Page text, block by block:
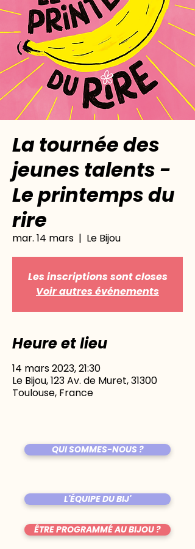
La tournée des
jeunes talents -
Le printemps du
rire
mar. 14 mars
  |
Le Bijou
Les inscriptions sont closes
Voir autres événements
Heure et lieu
14 mars 2023, 21:30
Le Bijou, 123 Av. de Muret, 31300
Toulouse, France
QUI SOMMES-NOUS ?
L'ÉQUIPE DU BIJ'
ÊTRE PROGRAMMÉ AU BIJOU ?